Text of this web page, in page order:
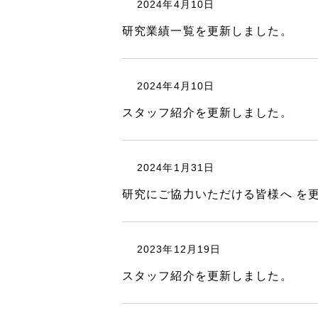
2024年4月10日
研究業績一覧を更新しました。
2024年4月10日
スタッフ紹介を更新しました。
2024年1月31日
研究にご協力いただける皆様へ を
2023年12月19日
スタッフ紹介を更新しました。